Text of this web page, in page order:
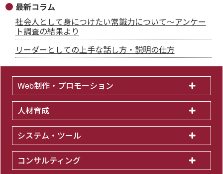
最新コラム
社会人として身につけたい常識力について～アンケー
ト調査の結果より
リーダーとしての上手な話し方・説明の仕方
Web制作・プロモーション
人材育成
システム・ツール
コンサルティング